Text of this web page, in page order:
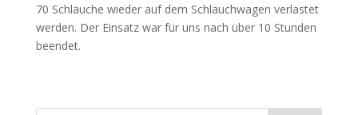
70 Schläuche wieder auf dem Schlauchwagen verlastet
werden. Der Einsatz war für uns nach über 10 Stunden
beendet.